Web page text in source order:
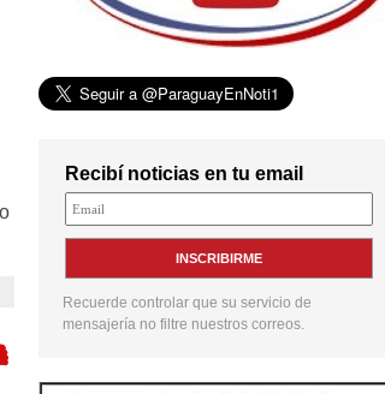
Recibí noticias en tu email
INSCRIBIRME
Recuerde controlar que su servicio de
mensajería no filtre nuestros correos.